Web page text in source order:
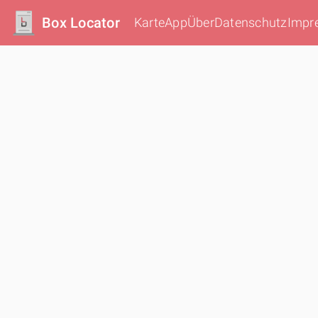
Box Locator KarteAppÜberDatenschutz